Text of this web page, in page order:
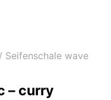
/ Seifenschale wave
– curry